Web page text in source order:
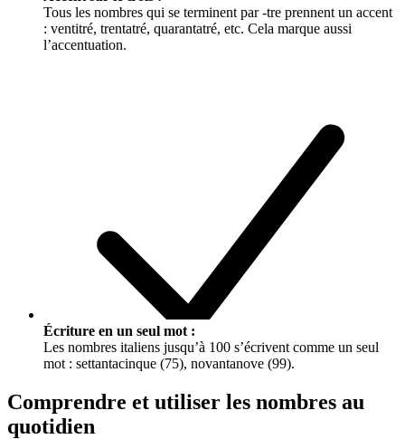
Tous les nombres qui se terminent par -tre prennent un accent
: ventitré, trentatré, quarantatré, etc. Cela marque aussi
l’accentuation.
Écriture en un seul mot :
Les nombres italiens jusqu’à 100 s’écrivent comme un seul
mot : settantacinque (75), novantanove (99).
Comprendre et utiliser les nombres au
quotidien